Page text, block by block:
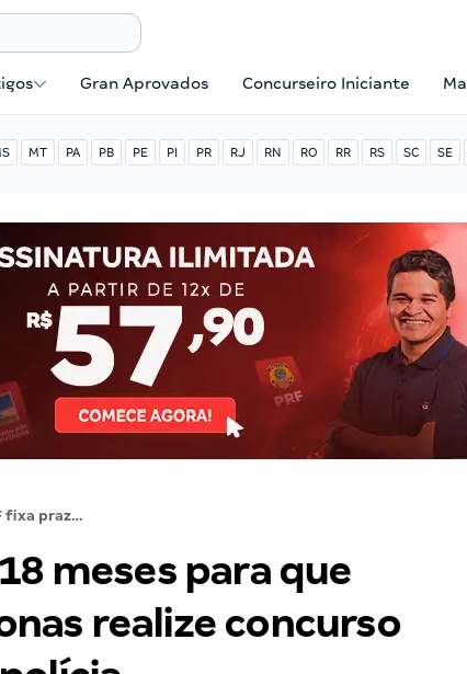
Gran Aprovados Concurseiro Iniciante
MT PA PB PE PI PR RJ RN RO RR RS SC SE
STF fixa prazo de 18 meses para que governo do Amazonas realize concurso para delegado de polícia
meses para que
realize concurso